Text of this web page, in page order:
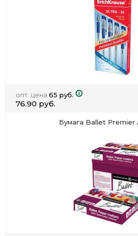
опт. цена 65 руб.
76.90 руб.
Бумага Ballet Premier